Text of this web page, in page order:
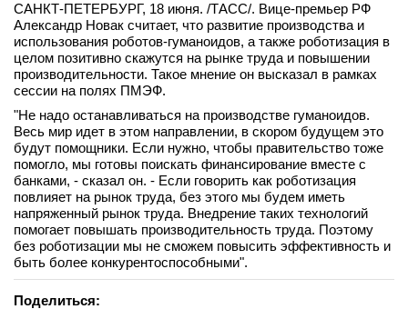
Lifestyle
Мероприятия
Интервью
вконтакте
телеграм
Стать автором
Вход
САНКТ-ПЕТЕРБУРГ, 18 июня. /ТАСС/. Вице-премьер РФ
Александр Новак считает, что развитие производства и
использования роботов-гуманоидов, а также роботизация в
целом позитивно скажутся на рынке труда и повышении
производительности. Такое мнение он высказал в рамках
сессии на полях ПМЭФ.
"Не надо останавливаться на производстве гуманоидов.
Весь мир идет в этом направлении, в скором будущем это
будут помощники. Если нужно, чтобы правительство тоже
помогло, мы готовы поискать финансирование вместе с
банками, - сказал он. - Если говорить как роботизация
повлияет на рынок труда, без этого мы будем иметь
напряженный рынок труда. Внедрение таких технологий
помогает повышать производительность труда. Поэтому
без роботизации мы не сможем повысить эффективность и
быть более конкурентоспособными".
Поделиться: